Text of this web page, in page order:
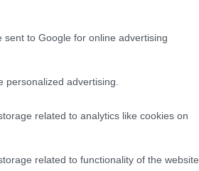
to Google for online advertising
personalized advertising.
related to analytics like cookies on
related to functionality of the website